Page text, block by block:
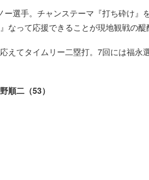
ー選手。チャンステーマ『打ち砕け
なって応援できることが現地観戦の醍
えてタイムリー二塁打。7回には福
順二（53）